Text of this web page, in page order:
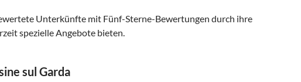
Unterkünfte mit Fünf-Sterne-Bewertungen durch ihre
spezielle Angebote bieten.
sul Garda